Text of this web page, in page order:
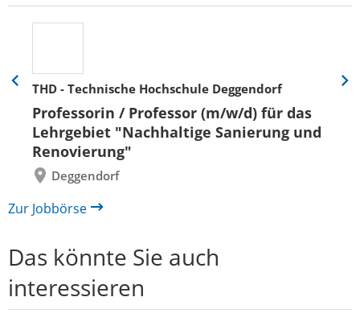
THD - Technische Hochschule Deggendorf
Professorin / Professor (m/w/d) für das
Lehrgebiet "Nachhaltige Sanierung und
Renovierung"
Deggendorf
Eine
zurück
Eine
Zur Jobbörse
Das könnte Sie auch
interessieren